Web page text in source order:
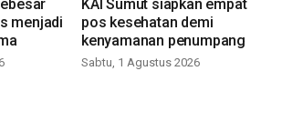
menjadi
KAI Sumut siapkan empat
pos kesehatan demi
kenyamanan penumpang
Sabtu, 1 Agustus 2026